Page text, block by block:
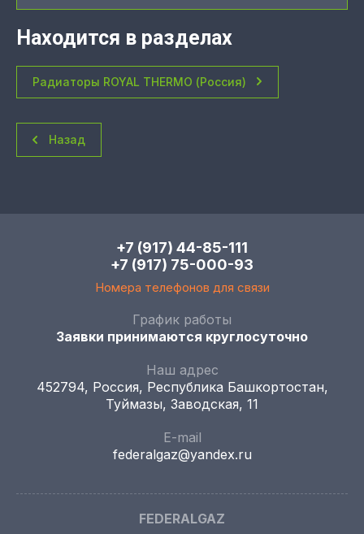
Находится в разделах
Радиаторы ROYAL THERMO (Россия)
Назад
+7 (917) 44-85-111
+7 (917) 75-000-93
Номера телефонов для связи
График работы
Заявки принимаются круглосуточно
Наш адрес
452794, Россия, Республика Башкортостан,
Туймазы, Заводская, 11
E-mail
federalgaz@yandex.ru
FEDERALGAZ